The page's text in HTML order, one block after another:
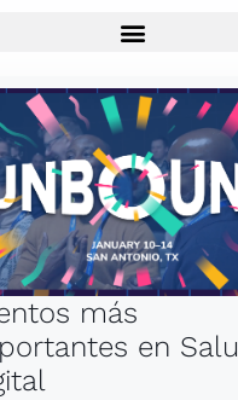
más
en